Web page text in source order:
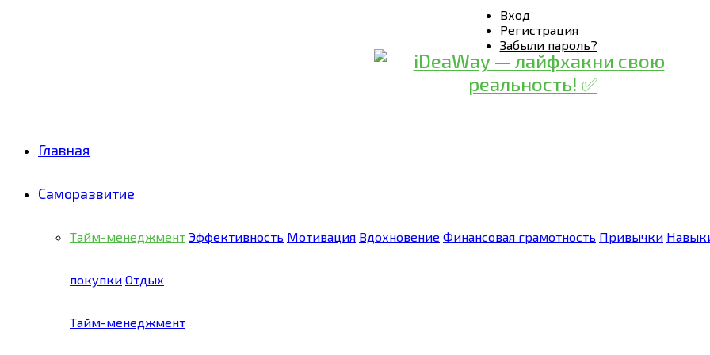
Вход
Регистрация
Забыли пароль?
Главная
Саморазвитие
Тайм-менеджмент Эффективность Мотивация Вдохновение Финансовая грамотность Привычки
покупки Отдых
Тайм-менеджмент